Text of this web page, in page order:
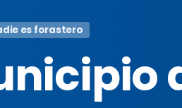
es forastero